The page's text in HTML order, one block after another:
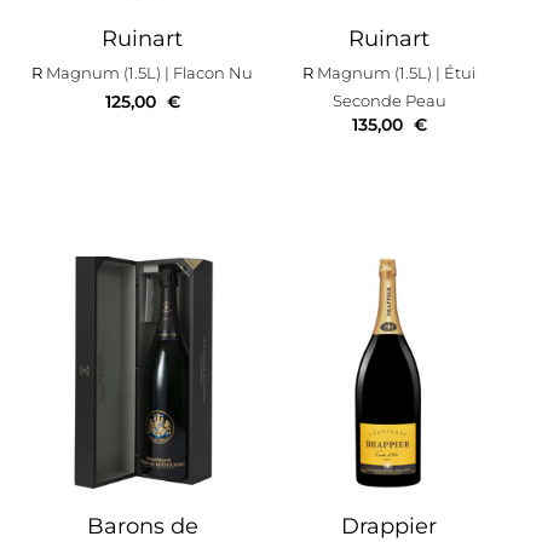
Ruinart
R Magnum (1.5L) | Flacon Nu
125,00 €
Ruinart
R Magnum (1.5L) | Étui
Seconde Peau
135,00 €
Barons de
Drappier